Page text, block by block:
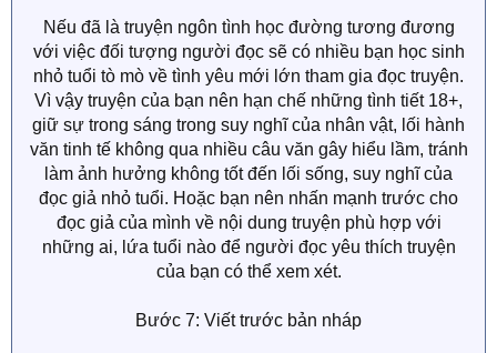
Nếu đã là truyện ngôn tình học đường tương đương
với việc đối tượng người đọc sẽ có nhiều bạn học sinh
nhỏ tuổi tò mò về tình yêu mới lớn tham gia đọc truyện.
Vì vậy truyện của bạn nên hạn chế những tình tiết 18+,
giữ sự trong sáng trong suy nghĩ của nhân vật, lối hành
văn tinh tế không qua nhiều câu văn gây hiểu lầm, tránh
làm ảnh hưởng không tốt đến lối sống, suy nghĩ của
đọc giả nhỏ tuổi. Hoặc bạn nên nhấn mạnh trước cho
đọc giả của mình về nội dung truyện phù hợp với
những ai, lứa tuổi nào để người đọc yêu thích truyện
của bạn có thể xem xét.
Bước 7: Viết trước bản nháp